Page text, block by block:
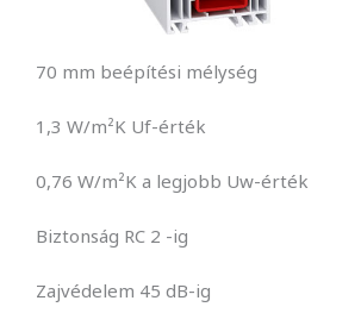
70 mm beépítési mélység
1,3 W/m²K Uf-érték
0,76 W/m²K a legjobb Uw-érték
Biztonság RC 2 -ig
Zajvédelem 45 dB-ig